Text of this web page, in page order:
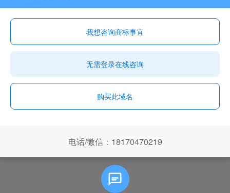
我想咨询商标事宜
无需登录在线咨询
购买此域名
电话/微信：18170470219